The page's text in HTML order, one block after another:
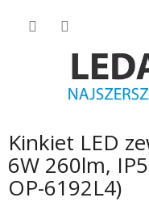
Kinkiet LED
6W 260lm,
OP-6192L4)